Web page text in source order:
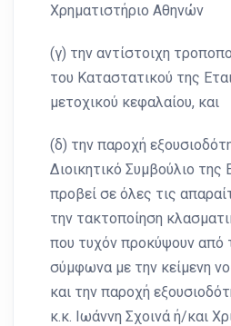
Χρηματιστήριο Αθηνών
(γ) την αντίστοιχη
του Καταστατικού της
μετοχικού κεφαλαίου, και
(δ) την παροχή
Διοικητικό Συμβούλιο της
προβεί σε όλες τις
την τακτοποίηση
που τυχόν προκύψουν από
σύμφωνα με την κείμενη
και την παροχή
κ.κ. Ιωάννη Σχοινά ή/και